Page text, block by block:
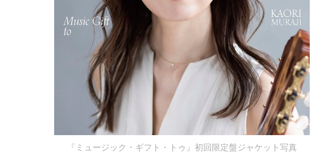
『ミュージック・ギフト・トゥ』初回限定盤ジャケット写真